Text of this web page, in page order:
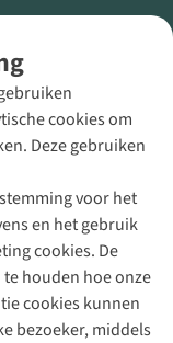
cookies om
Deze gebruiken
voor het
en het gebruik
cookies. De
houden hoe onze
cookies kunnen
bezoeker, middels